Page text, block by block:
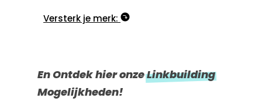
Versterk je merk:
En Ontdek hier onzeLinkbuilding
Mogelijkheden!